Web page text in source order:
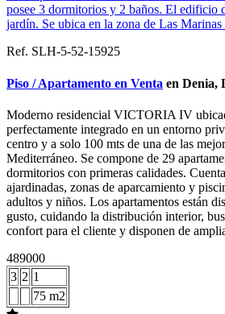
Ref. SLH-5-52-15925
Piso / Apartamento en Venta en Denia,
Moderno residencial VICTORIA IV
perfectamente integrado en un entorno
centro y a solo 100 mts de una de las
Mediterráneo. Se compone de 29
dormitorios con primeras calidades.
ajardinadas, zonas de aparcamiento y
adultos y niños. Los apartamentos están
gusto, cuidando la distribución interior,
confort para el cliente y disponen de
489000
3 2 1
75 m2